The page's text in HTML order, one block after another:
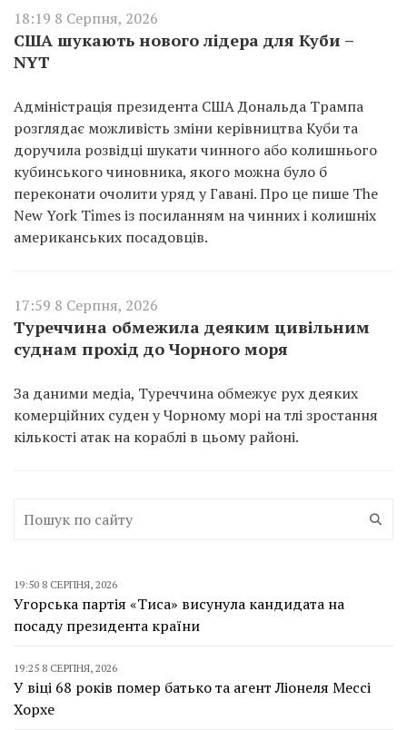
18:19 8 Серпня, 2026
США шукають нового лідера для Куби –
NYT
Адміністрація президента США Дональда Трампа
розглядає можливість зміни керівництва Куби та
доручила розвідці шукати чинного або колишнього
кубинського чиновника, якого можна було б
переконати очолити уряд у Гавані. Про це пише The
New York Times із посиланням на чинних і колишніх
американських посадовців.
17:59 8 Серпня, 2026
Туреччина обмежила деяким цивільним
суднам прохід до Чорного моря
За даними медіа, Туреччина обмежує рух деяких
комерційних суден у Чорному морі на тлі зростання
кількості атак на кораблі в цьому районі.
19:50 8 СЕРПНЯ, 2026
Угорська партія «Тиса» висунула кандидата на
посаду президента країни
19:25 8 СЕРПНЯ, 2026
У віці 68 років помер батько та агент Ліонеля Мессі
Хорхе